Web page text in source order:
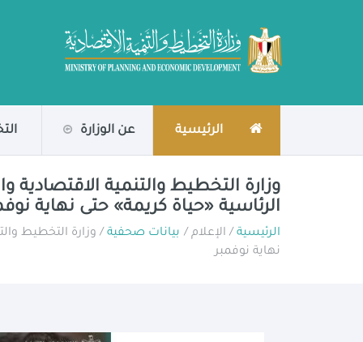
الرئيسية عن الوزارة
وزارة التخطيط والتنمية الاقتصادية
الرئاسية «حياة كريمة» حتى نهاية
الرئيسية/ الإعلام / بيانات صحفية/ وزارة التخطيط
نهاية نوفمبر